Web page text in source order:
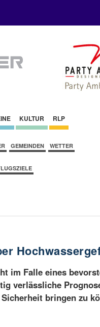
KULTUR RLP
GEMEINDEN WETTER
im Falle eines
verlässliche
bringen zu